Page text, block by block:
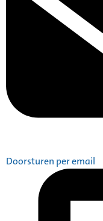
Doorsturen per email